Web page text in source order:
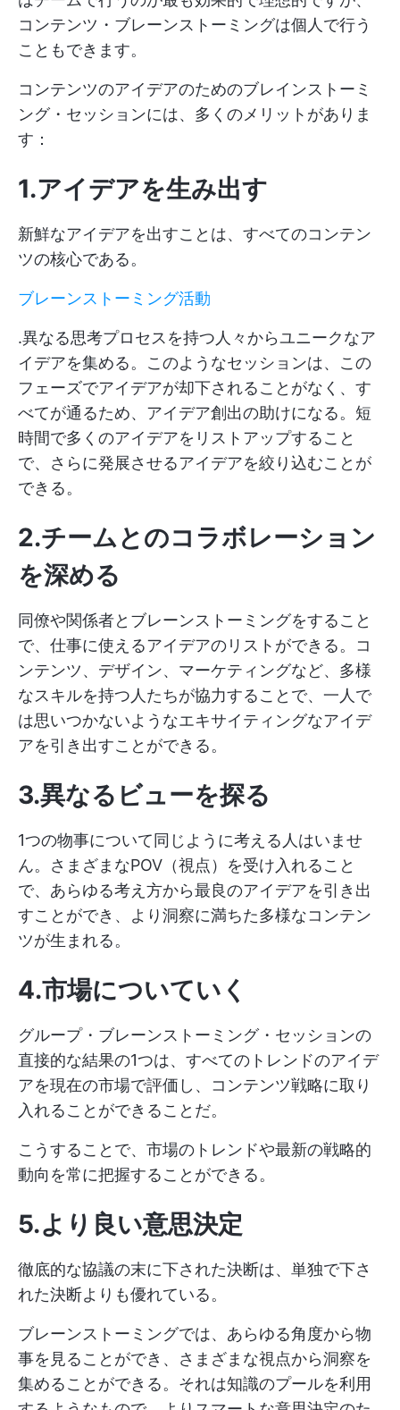
コンテンツ・ブレーンストーミングは個人で行う
こともできます。
コンテンツのアイデアのためのブレインストーミ
ング・セッションには、多くのメリットがありま
す：
1.アイデアを生み出す
新鮮なアイデアを出すことは、すべてのコンテン
ツの核心である。
ブレーンストーミング活動
.異なる思考プロセスを持つ人々からユニークなア
イデアを集める。このようなセッションは、この
フェーズでアイデアが却下されることがなく、す
べてが通るため、アイデア創出の助けになる。短
時間で多くのアイデアをリストアップすること
で、さらに発展させるアイデアを絞り込むことが
できる。
2.チームとのコラボレーション
を深める
同僚や関係者とブレーンストーミングをすること
で、仕事に使えるアイデアのリストができる。コ
ンテンツ、デザイン、マーケティングなど、多様
なスキルを持つ人たちが協力することで、一人で
は思いつかないようなエキサイティングなアイデ
アを引き出すことができる。
3.異なるビューを探る
1つの物事について同じように考える人はいませ
ん。さまざまなPOV（視点）を受け入れること
で、あらゆる考え方から最良のアイデアを引き出
すことができ、より洞察に満ちた多様なコンテン
ツが生まれる。
4.市場についていく
グループ・ブレーンストーミング・セッションの
直接的な結果の1つは、すべてのトレンドのアイデ
アを現在の市場で評価し、コンテンツ戦略に取り
入れることができることだ。
こうすることで、市場のトレンドや最新の戦略的
動向を常に把握することができる。
5.より良い意思決定
徹底的な協議の末に下された決断は、単独で下さ
れた決断よりも優れている。
ブレーンストーミングでは、あらゆる角度から物
事を見ることができ、さまざまな視点から洞察を
集めることができる。それは知識のプールを利用